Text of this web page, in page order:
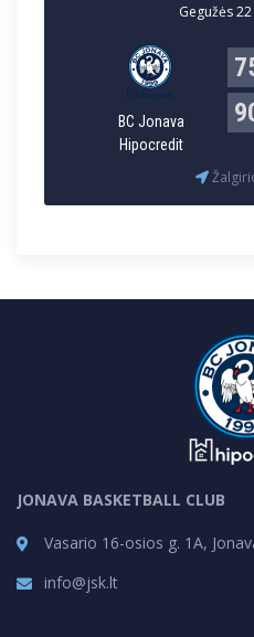
Gegužės
BC Jonava
Hipocredit
JONAVA BASKETBALL CLUB
Vasario 16-osios g. 1A,
info@jsk.lt